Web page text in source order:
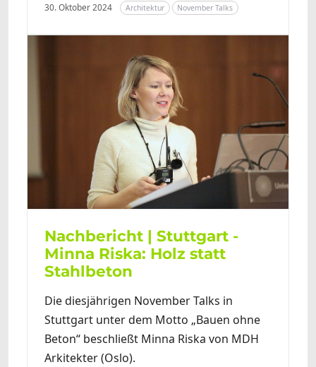
30. Oktober 2024 Architektur November Talks
Nachbericht | Stuttgart -
Minna Riska: Holz statt
Stahlbeton
Die diesjährigen November Talks in
Stuttgart unter dem Motto „Bauen ohne
Beton“ beschließt Minna Riska von MDH
Arkitekter (Oslo).